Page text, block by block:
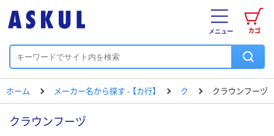
カゴ
メニュー
ホーム メーカー名から探す - 【カ行】 ク クラウンフーヅ
クラウンフーヅ